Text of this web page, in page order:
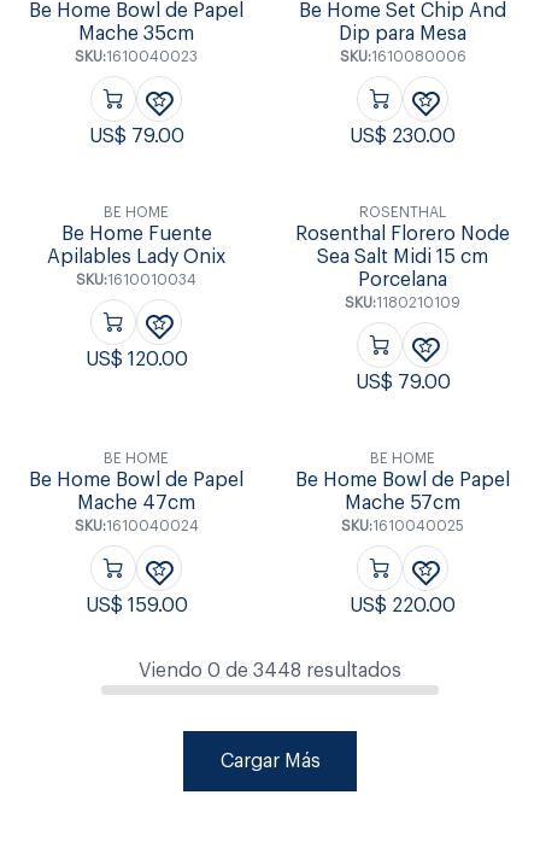
Be Home Bowl de Papel
Mache 35cm
SKU:1610040023
US$ 79.00
Be Home Set Chip And
Dip para Mesa
SKU:1610080006
US$ 230.00
BE HOME
Be Home Fuente
Apilables Lady Onix
SKU:1610010034
US$ 120.00
ROSENTHAL
Rosenthal Florero Node
Sea Salt Midi 15 cm
Porcelana
SKU:1180210109
US$ 79.00
BE HOME
Be Home Bowl de Papel
Mache 47cm
SKU:1610040024
US$ 159.00
BE HOME
Be Home Bowl de Papel
Mache 57cm
SKU:1610040025
US$ 220.00
Viendo 0 de 3448 resultados
Cargar Más